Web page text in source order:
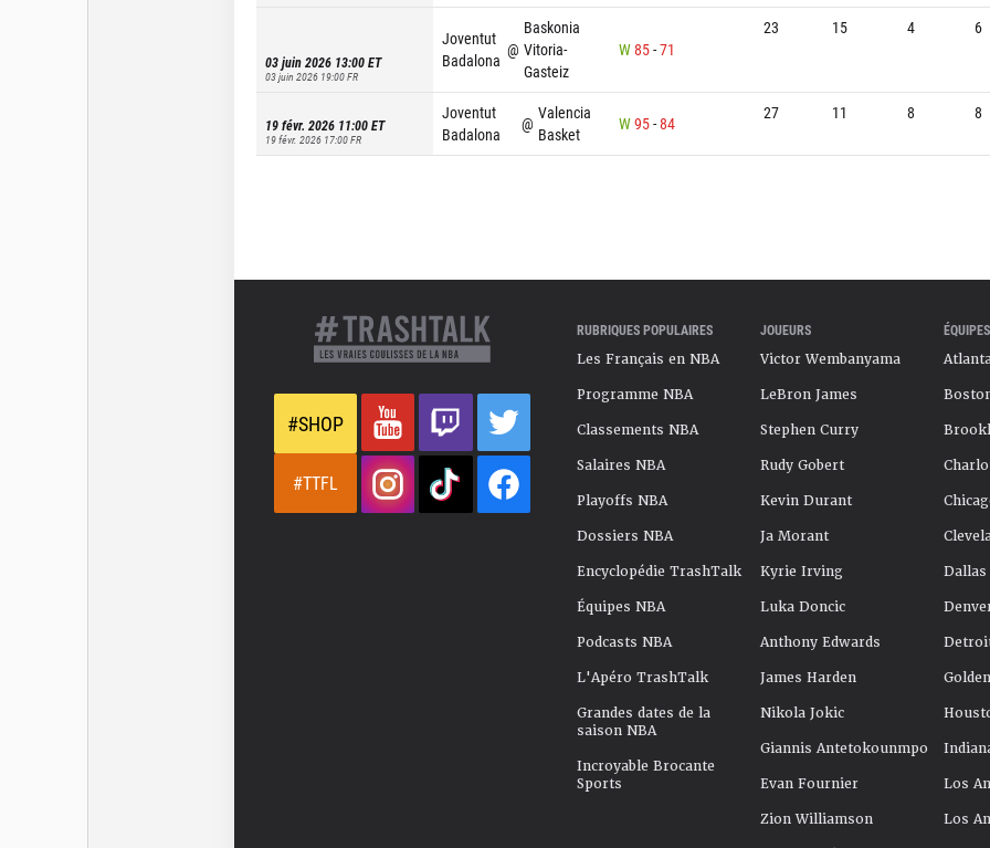
03 juin 2026 13:00ET
03 juin 2026 19:00FR
Joventut
Badalona
@
Baskonia
Vitoria-
Gasteiz
W85-71
23 15 4 6
19 févr. 2026 11:00ET
19 févr. 2026 17:00FR
Joventut
Badalona
@
Valencia
Basket
W95-84
27 11 8 8
#SHOP
#TTFL
RUBRIQUES POPULAIRES
Les Français en NBA
Programme NBA
Classements NBA
Salaires NBA
Playoffs NBA
Dossiers NBA
Encyclopédie TrashTalk
Équipes NBA
Podcasts NBA
L'Apéro TrashTalk
Grandes dates de la
saison NBA
Incroyable Brocante
Sports
JOUEURS
Victor Wembanyama
LeBron James
Stephen Curry
Rudy Gobert
Kevin Durant
Ja Morant
Kyrie Irving
Luka Doncic
Anthony Edwards
James Harden
Nikola Jokic
Giannis Antetokounmpo
Evan Fournier
Zion Williamson
ÉQUIPES
Los
Los